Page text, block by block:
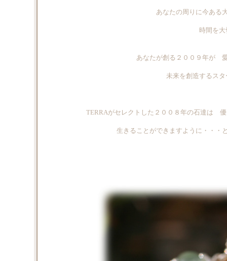
あなたの周りに今ある
時間を
あなたが創る２００９年が
未来を創造するス
TERRAがセレクトした２００８年の石達は
生きることができますように・・・